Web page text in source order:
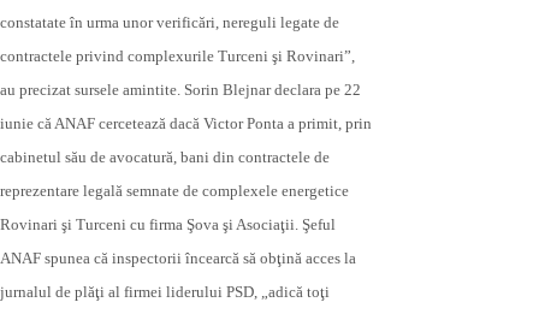
constatate în urma unor verificări, nereguli legate de
contractele privind complexurile Turceni şi Rovinari”,
au precizat sursele amintite. Sorin Blejnar declara pe 22
iunie că ANAF cercetează dacă Victor Ponta a primit, prin
cabinetul său de avocatură, bani din contractele de
reprezentare legală semnate de complexele energetice
Rovinari şi Turceni cu firma Şova şi Asociaţii. Şeful
ANAF spunea că inspectorii încearcă să obţină acces la
jurnalul de plăţi al firmei liderului PSD, „adică toţi